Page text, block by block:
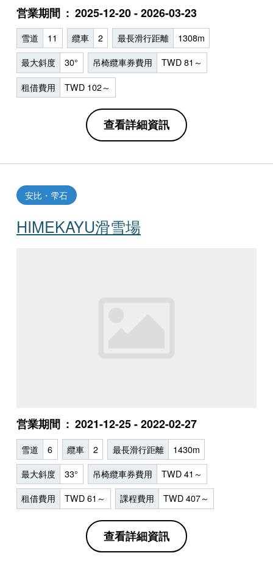
営業期間 2025-12-20 - 2026-03-23
雪道 11 纜車 2 最長滑行距離 1308m
最大斜度 30° 吊椅纜車券費用 TWD 81～
租借費用 TWD 102～
查看詳細資訊
HIMEKAYU滑雪場
安比・雫石
営業期間 2021-12-25 - 2022-02-27
雪道 6 纜車 2 最長滑行距離 1430m
最大斜度 33° 吊椅纜車券費用 TWD 41～
租借費用 TWD 61～ 課程費用 TWD 407～
查看詳細資訊